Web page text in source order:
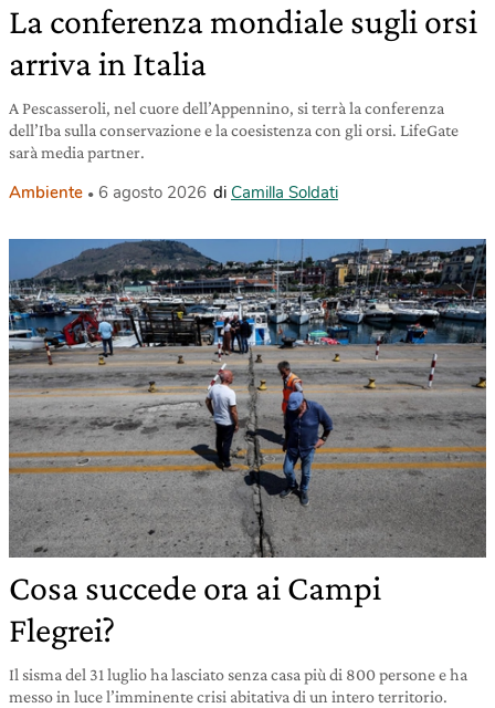
La conferenza mondiale sugli orsi
arriva in Italia
A Pescasseroli, nel cuore dell’Appennino, si terrà la conferenza
dell’Iba sulla conservazione e la coesistenza con gli orsi. LifeGate
sarà media partner.
Ambiente 6 agosto 2026 di Camilla Soldati
Cosa succede ora ai Campi
Flegrei?
Il sisma del 31 luglio ha lasciato senza casa più di 800 persone e ha
messo in luce l’imminente crisi abitativa di un intero territorio.